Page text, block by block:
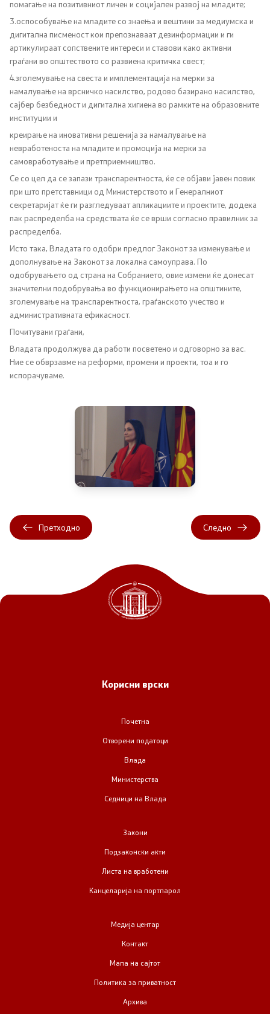
Медија центар
Отворена Влада
Отчетност
Финансии
Сервисни информации
Антикорупција
Организација и систематизација
Регулатива
Отворени податоци
Контакт
Контакт
Изјава за пристапност
Со еден клик до сите услуги
помагање на позитивниот личен и социјален развој на младите;
3.оспособување на младите со знаења и вештини за медиумска и
дигитална писменост кои препознаваат дезинформации и ги
артикулираат сопствените интереси и ставови како активни
граѓани во општеството со развиена критичка свест;
4.зголемување на свеста и имплементација на мерки за
намалување на врсничко насилство, родово базирано насилство,
сајбер безбедност и дигитална хигиена во рамките на образовните
институции и
креирање на иновативни решенија за намалување на
невработеноста на младите и промоција на мерки за
самовработување и претприемништво.
Се со цел да се запази транспарентноста, ќе се објави јавен повик
при што претставници од Министерството и Генералниот
секретаријат ќе ги разгледуваат апликациите и проектите, додека
пак распределба на средствата ќе се врши согласно правилник за
распределба.
Исто така, Владата го одобри предлог Законот за изменување и
дополнување на Законот за локална самоуправа. По
одобрувањето од страна на Собранието, овие измени ќе донесат
значителни подобрувања во функционирањето на општините,
зголемување на транспарентноста, граѓанското учество и
административната ефикасност.
Почитувани граѓани,
Владата продолжува да работи посветено и одговорно за вас.
Ние се обврзавме на реформи, промени и проекти, тоа и го
испорачуваме.
Претходно Следно
Корисни врски
Почетна
Отворени податоци
Влада
Министерства
Седници на Влада
Закони
Подзаконски акти
Листа на вработени
Канцеларија на портпарол
Медија центар
Контакт
Мапа на сајтот
Политика за приватност
Архива